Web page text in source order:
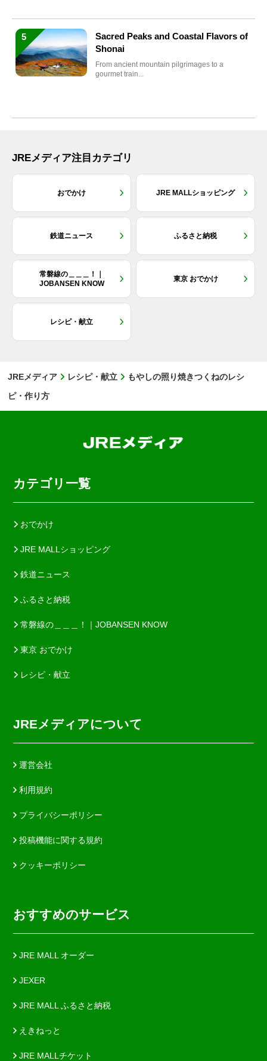
5
Sacred Peaks and Coastal Flavors of
Shonai
From ancient mountain pilgrimages to a
gourmet train...
JREメディア注目カテゴリ
おでかけ JRE MALLショッピング
鉄道ニュース ふるさと納税
常磐線の＿＿＿！｜
JOBANSEN KNOW
東京 おでかけ
レシピ・献立
JREメディア レシピ・献立
もやしの照り焼きつくねのレシ
ピ・作り方
カテゴリ一覧
おでかけ
JRE MALLショッピング
鉄道ニュース
ふるさと納税
常磐線の＿＿＿！｜JOBANSEN KNOW
東京 おでかけ
レシピ・献立
JREメディアについて
運営会社
利用規約
プライバシーポリシー
投稿機能に関する規約
クッキーポリシー
おすすめのサービス
JRE MALL オーダー
JEXER
JRE MALL ふるさと納税
えきねっと
JRE MALLチケット